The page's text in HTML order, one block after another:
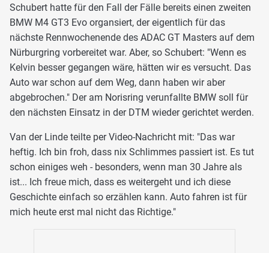
Schubert hatte für den Fall der Fälle bereits einen zweiten
BMW M4 GT3 Evo organsiert, der eigentlich für das
nächste Rennwochenende des ADAC GT Masters auf dem
Nürburgring vorbereitet war. Aber, so Schubert: "Wenn es
Kelvin besser gegangen wäre, hätten wir es versucht. Das
Auto war schon auf dem Weg, dann haben wir aber
abgebrochen." Der am Norisring verunfallte BMW soll für
den nächsten Einsatz in der DTM wieder gerichtet werden.
Van der Linde teilte per Video-Nachricht mit: "Das war
heftig. Ich bin froh, dass nix Schlimmes passiert ist. Es tut
schon einiges weh - besonders, wenn man 30 Jahre als
ist... Ich freue mich, dass es weitergeht und ich diese
Geschichte einfach so erzählen kann. Auto fahren ist für
mich heute erst mal nicht das Richtige."